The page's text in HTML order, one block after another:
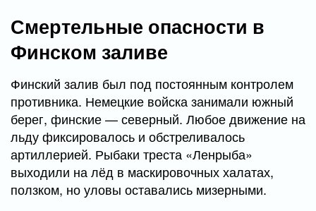
Смертельные опасности в
Финском заливе
Финский залив был под постоянным контролем
противника. Немецкие войска занимали южный
берег, финские — северный. Любое движение на
льду фиксировалось и обстреливалось
артиллерией. Рыбаки треста «Ленрыба»
выходили на лёд в маскировочных халатах,
ползком, но уловы оставались мизерными.